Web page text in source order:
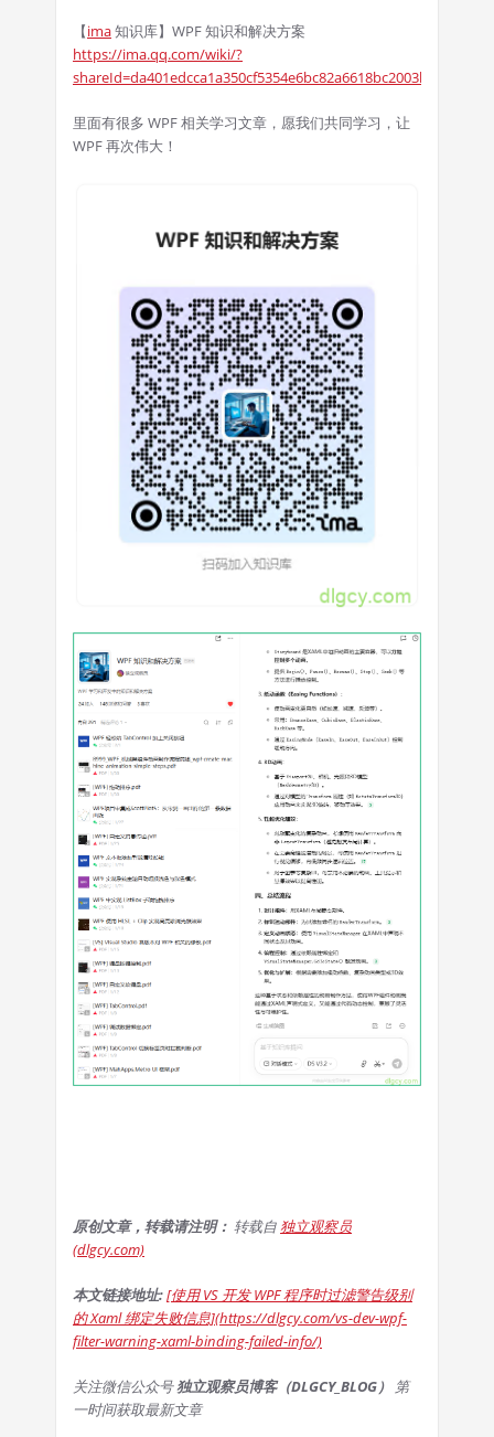
【ima知识库】WPF 知识和解决方案
https://ima.qq.com/wiki/?
里面有很多 WPF 相关学习文章，愿我们共同学习，让
WPF 再次伟大！
原创文章，转载请注明： 转载自独立观察员
(dlgcy.com)
本文链接地址:[使用 VS 开发 WPF 程序时过滤警告级别
的 Xaml 绑定失败信息](https://dlgcy.com/vs-dev-wpf-
filter-warning-xaml-binding-failed-info/)
关注微信公众号独立观察员博客（DLGCY_BLOG）
第
一时间获取最新文章